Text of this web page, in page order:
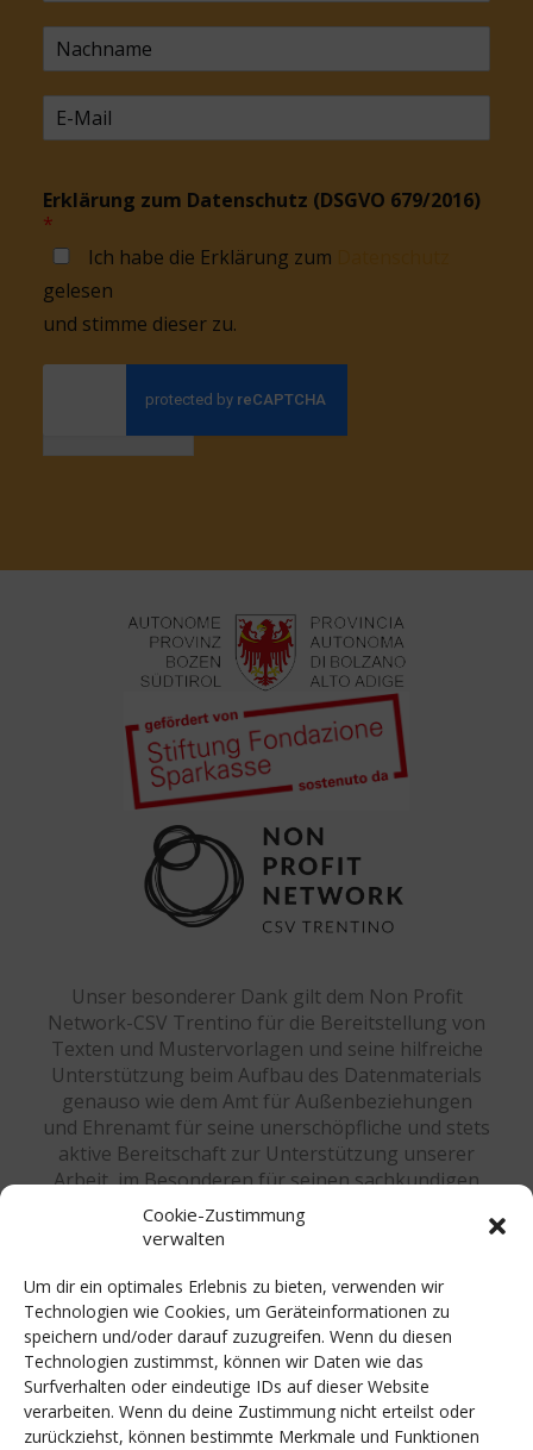
Cookie-Zustimmung
verwalten
Um dir ein optimales Erlebnis zu bieten, verwenden wir
Technologien wie Cookies, um Geräteinformationen zu
speichern und/oder darauf zuzugreifen. Wenn du diesen
Technologien zustimmst, können wir Daten wie das
Surfverhalten oder eindeutige IDs auf dieser Website
verarbeiten. Wenn du deine Zustimmung nicht erteilst oder
zurückziehst, können bestimmte Merkmale und Funktionen
Erklärung zum Datenschutz (DSGVO 679/2016)
*
Ich habe die Erklärung zum
gelesen
und stimme dieser zu.
Unser besonderer Dank gilt dem Non Profit
Network-CSV Trentino für die Bereitstellung von
Texten und Mustervorlagen und seine hilfreiche
Unterstützung beim Aufbau des Datenmaterials
genauso wie dem Amt für Außenbeziehungen
und Ehrenamt für seine unerschöpfliche und stets
aktive Bereitschaft zur Unterstützung unserer
Arbeit, im Besonderen für seinen sachkundigen
Rat und rechtlichen Beistand bei der Anpassung
an die Südtiroler Verhältnisse. Einen herzlichen
Sponsoren, namentlich der Stiftung Südtiroler
Sparkasse für die finanzielle Unterstützung und
der Südtiroler Landesregierung für die
kostenlose Zurverfügungstellung der
Räumlichkeiten.